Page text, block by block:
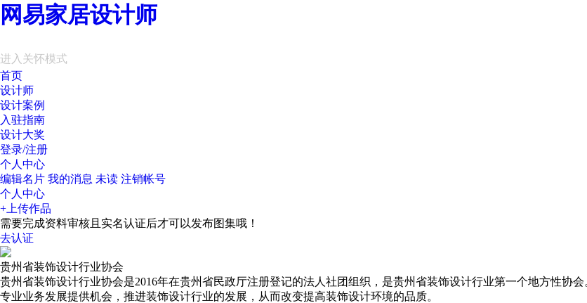
网易家居设计师
进入关怀模式
首页
设计师
设计案例
入驻指南
设计大奖
登录/注册
个人中心
编辑名片 我的消息 未读 注销帐号
个人中心
+上传作品
需要完成资料审核且实名认证后才可以发布图集哦！
去认证
贵州省装饰设计行业协会
贵州省装饰设计行业协会是2016年在贵州省民政厅注册登记的法人社团组织，是贵州省装饰设计行业第一个地方性协
专业业务发展提供机会，推进装饰设计行业的发展，从而改变提高装饰设计环境的品质。